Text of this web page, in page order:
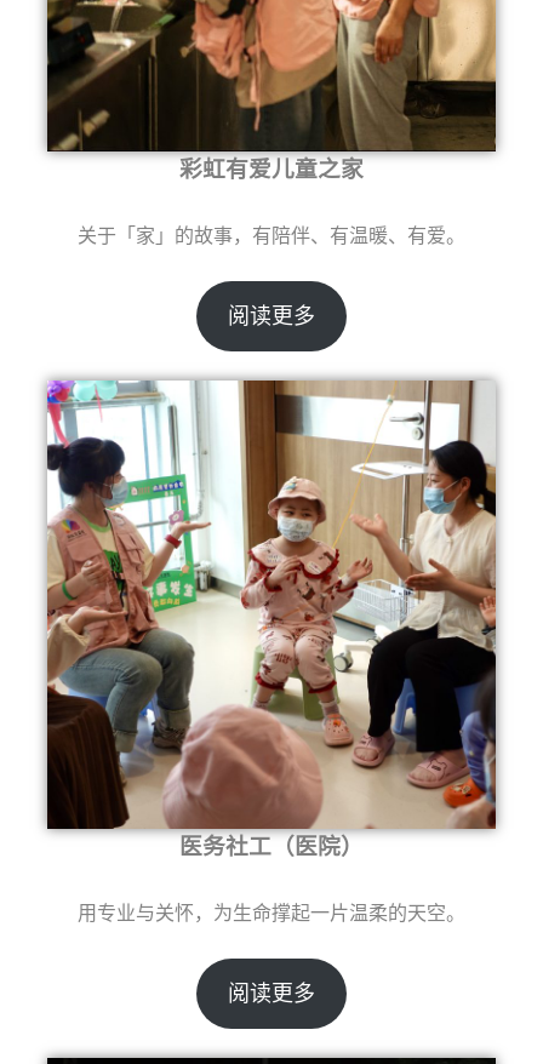
彩虹有爱儿童之家
关于「家」的故事，有陪伴、有温暖、有爱。
阅读更多
医务社工（医院）
用专业与关怀，为生命撑起一片温柔的天空。
阅读更多